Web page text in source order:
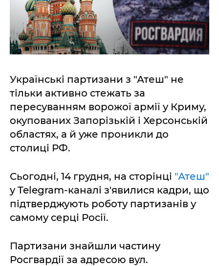
Українські партизани з "Атеш" не
тільки активно стежать за
пересуванням ворожої армії у Криму,
окупованих Запорізькій і Херсонській
областях, а й уже проникли до
столиці РФ.
Сьогодні, 14 грудня, на сторінці "Атеш"
у Telegram-каналі з'явилися кадри, що
підтверджують роботу партизанів у
самому серці Росії.
Партизани знайшли частину
Росгвардії за адресою вул.